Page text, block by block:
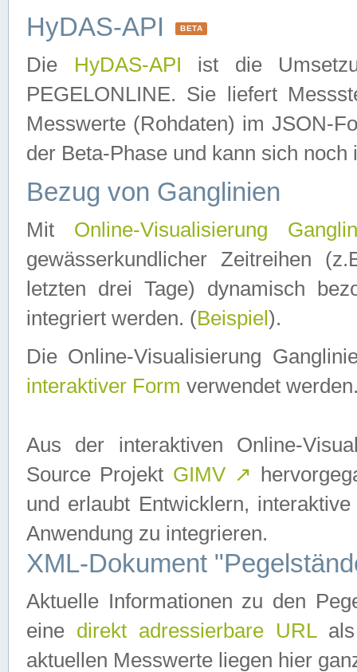
HyDAS-API BETA
Die HyDAS-API ist die
PEGELONLINE. Sie liefert
Messwerte (Rohdaten) im JSON-
der Beta-Phase und kann sich noch
Bezug von Ganglinien
Mit Online-Visualisierung
gewässerkundlicher Zeitreihen
letzten drei Tage) dynamisch
integriert werden. (Beispiel ).
Die Online-Visualisierung
interaktiver Form verwendet
Aus der interaktiven Online-
Source Projekt GIMV ↗
und erlaubt Entwicklern,
Anwendung zu integrieren.
XML-Dokument
Aktuelle Informationen zu den
eine direkt adressierbare URLals
aktuellen Messwerte liegen hier